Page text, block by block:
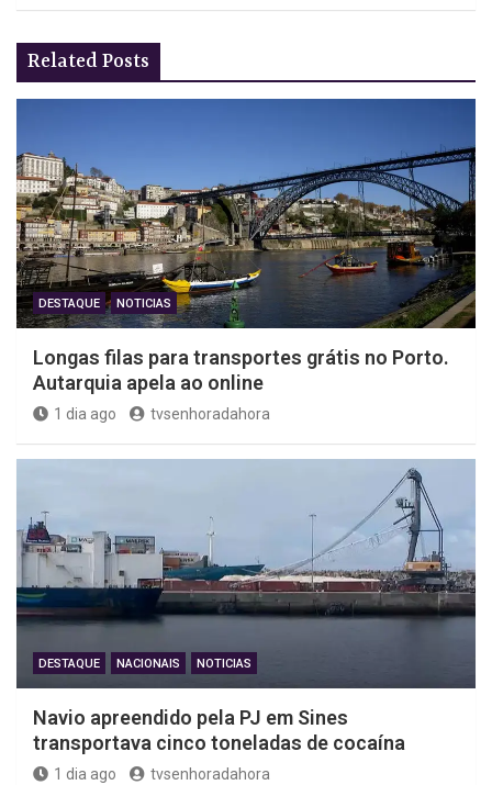
Related Posts
DESTAQUE NOTICIAS
Longas filas para transportes grátis no Porto.
Autarquia apela ao online
1 dia ago tvsenhoradahora
DESTAQUE NACIONAIS NOTICIAS
Navio apreendido pela PJ em Sines
transportava cinco toneladas de cocaína
1 dia ago tvsenhoradahora